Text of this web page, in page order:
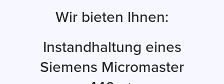
Wir bieten Ihnen:
Instandhaltung eines
Siemens Micromaster